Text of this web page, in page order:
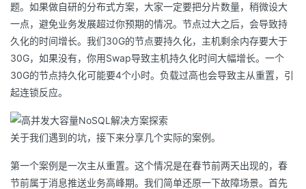
题。如果做自研的分布式方案，大家一定要把分片数量，稍微设大
一点，避免业务发展超过你预期的情况。节点过大之后，会导致持
久化的时间增长。我们30G的节点要持久化，主机剩余内存要大于
30G，如果没有，你用Swap导致主机持久化时间大幅增长。一个
30G的节点持久化可能要4个小时。负载过高也会导致主从重置，引
起连锁反应。
关于我们遇到的坑，接下来分享几个实际的案例。
第一个案例是一次主从重置。这个情况是在春节前两天出现的，春
节前属于消息推送业务高峰期。我们简单还原一下故障场景。首先